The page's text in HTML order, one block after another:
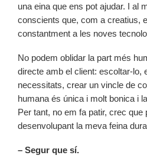
una eina que ens pot ajudar. I al
conscients que, com a creatius,
constantment a les noves
No podem oblidar la part més
directe amb el client: escoltar-lo,
necessitats, crear un vincle de
humana és única i molt bonica i
Per tant, no em fa patir, crec que
desenvolupant la meva feina
– Segur que sí.